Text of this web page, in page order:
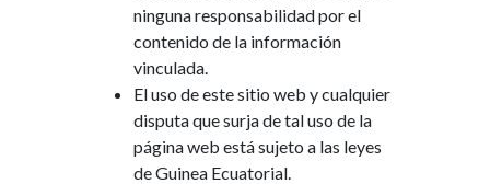
ningunaresponsabilidadporel
contenido de la información
vinculada.
Eluso deestesitio web ycualquier
disputaquesurjadetaluso de la
página web estásujeto a las leyes
deGuinea Ecuatorial.